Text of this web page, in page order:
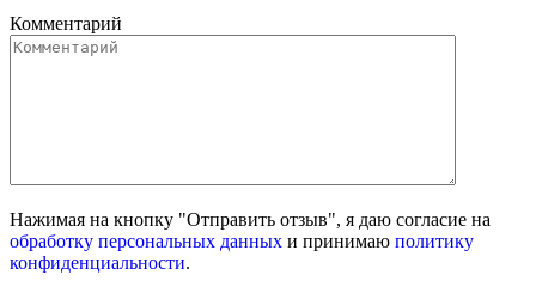
Комментарий
Нажимая на кнопку "Отправить отзыв", я даю согласие на
обработку персональных данных и принимаю политику
конфиденциальности.